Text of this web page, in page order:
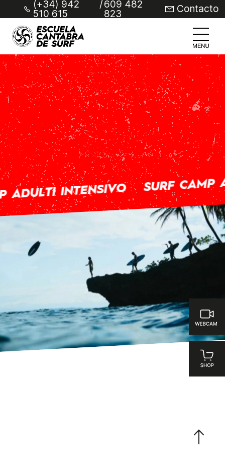
(+34) 942
510 615
/609 482
823 Contacto
ADULTI INTENSIVO SURF CAMP